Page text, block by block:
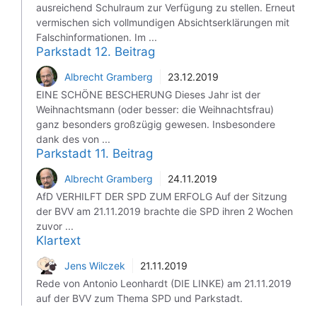
ausreichend Schulraum zur Verfügung zu stellen. Erneut
vermischen sich vollmundigen Absichtserklärungen mit
Falschinformationen. Im ...
Parkstadt 12. Beitrag
Albrecht Gramberg
23.12.2019
EINE SCHÖNE BESCHERUNG Dieses Jahr ist der
Weihnachtsmann (oder besser: die Weihnachtsfrau)
ganz besonders großzügig gewesen. Insbesondere
dank des von ...
Parkstadt 11. Beitrag
Albrecht Gramberg
24.11.2019
AfD VERHILFT DER SPD ZUM ERFOLG Auf der Sitzung
der BVV am 21.11.2019 brachte die SPD ihren 2 Wochen
zuvor ...
Klartext
Jens Wilczek
21.11.2019
Rede von Antonio Leonhardt (DIE LINKE) am 21.11.2019
auf der BVV zum Thema SPD und Parkstadt.